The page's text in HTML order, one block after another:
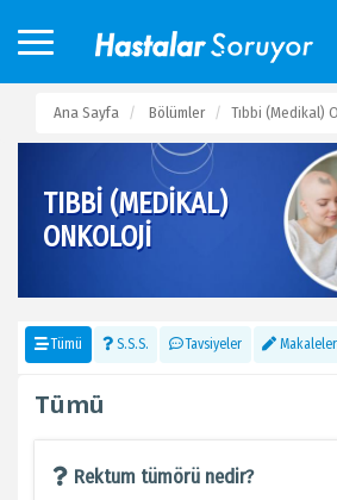
Ana Sayfa Bölümler Tıbbi (Medikal)
TIBBI (MEDIKAL)
ONKOLOJI
Tümü S.S.S. Tavsiyeler Makaleler
Tümü
Rektum tümörü nedir?